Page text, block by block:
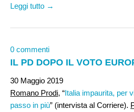
Leggi tutto →
0 commenti
IL PD DOPO IL VOTO
30 Maggio 2019
Romano Prodi, “Italia impaurita, per
passo in più” (intervista al Corriere).